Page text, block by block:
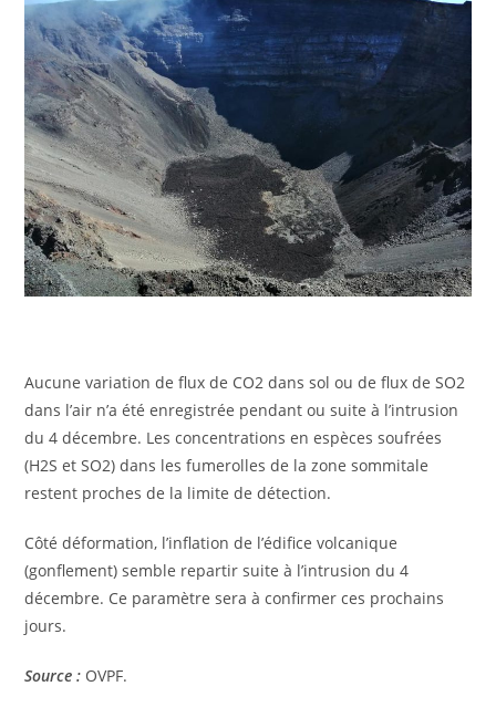
Aucune variation de flux de CO2 dans sol ou de flux de SO2
dans l’air n’a été enregistrée pendant ou suite à l’intrusion
du 4 décembre. Les concentrations en espèces soufrées
(H2S et SO2) dans les fumerolles de la zone sommitale
restent proches de la limite de détection.
Côté déformation, l’inflation de l’édifice volcanique
(gonflement) semble repartir suite à l’intrusion du 4
décembre. Ce paramètre sera à confirmer ces prochains
jours.
Source : OVPF.